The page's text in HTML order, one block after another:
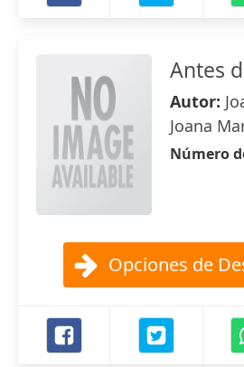
Antes
Autor:
Joana
Número
Opciones de